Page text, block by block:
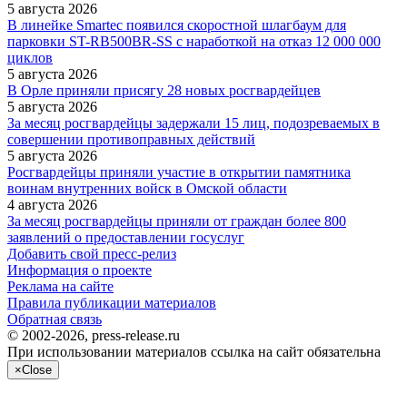
5 августа 2026
В линейке Smartec появился скоростной шлагбаум для
парковки ST-RB500BR-SS с наработкой на отказ 12 000 000
циклов
5 августа 2026
В Орле приняли присягу 28 новых росгвардейцев
5 августа 2026
За месяц росгвардейцы задержали 15 лиц, подозреваемых в
совершении противоправных действий
5 августа 2026
Росгвардейцы приняли участие в открытии памятника
воинам внутренних войск в Омской области
4 августа 2026
За месяц росгвардейцы приняли от граждан более 800
заявлений о предоставлении госуслуг
Добавить свой пресс-релиз
Информация о проекте
Реклама на сайте
Правила публикации материалов
Обратная связь
© 2002-2026, press-release.ru
При использовании материалов ссылка на сайт обязательна
×Close